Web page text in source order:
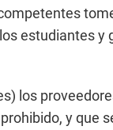
estudiantes y
los
y que